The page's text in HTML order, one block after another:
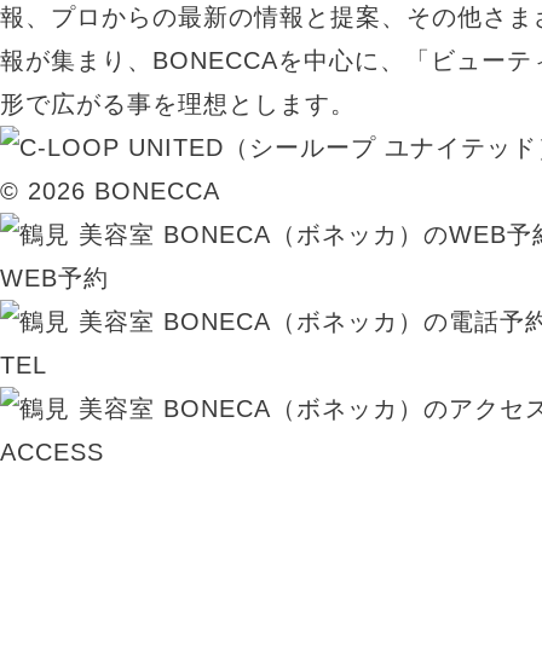
報、プロからの最新の情報と提案、その他さ
報が集まり、BONECCAを中心に、「ビュー
形で広がる事を理想とします。
© 2026 BONECCA
WEB予約
TEL
ACCESS